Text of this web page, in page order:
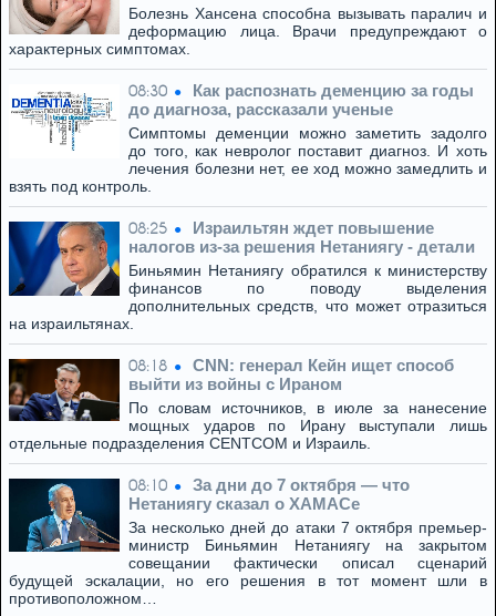
Болезнь Хансена способна вызывать паралич и
деформацию лица. Врачи предупреждают о
характерных симптомах.
08:30
Как распознать деменцию за годы
до диагноза, рассказали ученые
Симптомы деменции можно заметить задолго
до того, как невролог поставит диагноз. И хоть
лечения болезни нет, ее ход можно замедлить и
взять под контроль.
08:25
Израильтян ждет повышение
налогов из-за решения Нетаниягу - детали
Биньямин Нетаниягу обратился к министерству
финансов по поводу выделения
дополнительных средств, что может отразиться
на израильтянах.
08:18
CNN: генерал Кейн ищет способ
выйти из войны с Ираном
По словам источников, в июле за нанесение
мощных ударов по Ирану выступали лишь
отдельные подразделения CENTCOM и Израиль.
08:10
За дни до 7 октября — что
Нетаниягу сказал о ХАМАСе
За несколько дней до атаки 7 октября премьер-
министр Биньямин Нетаниягу на закрытом
совещании фактически описал сценарий
будущей эскалации, но его решения в тот момент шли в
противоположном…